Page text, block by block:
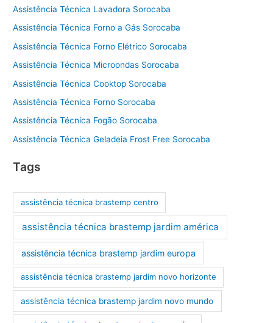
Assistência Técnica Lavadora Sorocaba
Assistência Técnica Forno a Gás Sorocaba
Assistência Técnica Forno Elétrico Sorocaba
Assistência Técnica Microondas Sorocaba
Assistência Técnica Cooktop Sorocaba
Assistência Técnica Forno Sorocaba
Assistência Técnica Fogão Sorocaba
Assistência Técnica Geladeia Frost Free Sorocaba
Tags
assistência técnica brastemp centro
assistência técnica brastemp jardim américa
assistência técnica brastemp jardim europa
assistência técnica brastemp jardim novo horizonte
assistência técnica brastemp jardim novo mundo